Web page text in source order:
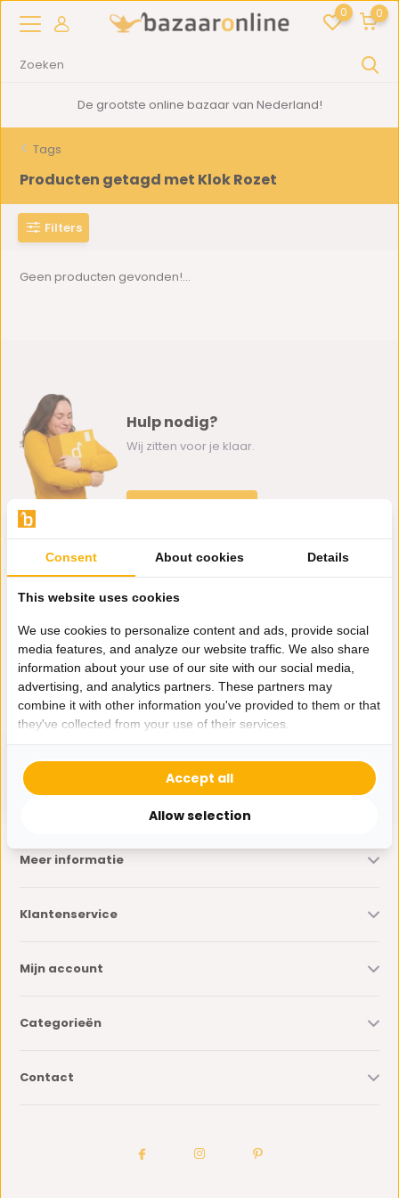
0 0
De grootste online bazaar van Nederland!
Tags
Producten getagd met Klok Rozet
Filters
Geen producten gevonden!...
Hulp nodig?
Wij zitten voor je klaar.
klantenservice@bazaaronline.nl
Ontvang de nieuwste aanbiedingen en promoties. We zullen
je niet spammen, beloofd.
* Lees hier de wettelijke beperkingen
Meer informatie
Klantenservice
Mijn account
Categorieën
Contact
Consent About cookies Details
This website uses cookies
We use cookies to personalize content and ads, provide social
media features, and analyze our website traffic. We also share
information about your use of our site with our social media,
advertising, and analytics partners. These partners may
combine it with other information you've provided to them or that
they've collected from your use of their services.
Allow selection
Accept all